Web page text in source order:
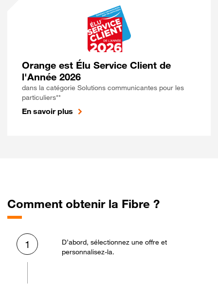
Orange est Élu Service Client de
l'Année 2026
dans la catégorie Solutions communicantes pour les
particuliers**
En savoir plus
Comment obtenir la Fibre ?
1
D’abord, sélectionnez une offre et
personnalisez-la.